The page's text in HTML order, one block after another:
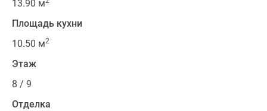
13.90 м
Площадь кухни
10.50 м2
Этаж
8 / 9
Отделка